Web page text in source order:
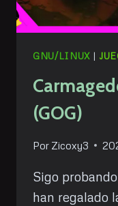
GNU/LINUX |
(GOG)
Por Zicoxy3
Sigo
han regalado